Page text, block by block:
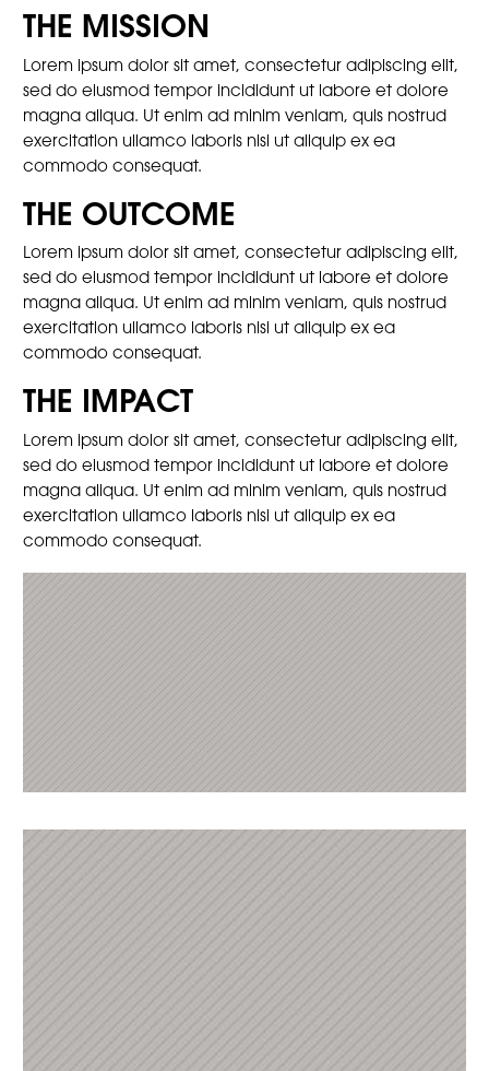
THE MISSION
Lorem ipsum dolor sit amet, consectetur adipiscing elit,
sed do eiusmod tempor incididunt ut labore et dolore
magna aliqua. Ut enim ad minim veniam, quis nostrud
exercitation ullamco laboris nisi ut aliquip ex ea
commodo consequat.
THE OUTCOME
Lorem ipsum dolor sit amet, consectetur adipiscing elit,
sed do eiusmod tempor incididunt ut labore et dolore
magna aliqua. Ut enim ad minim veniam, quis nostrud
exercitation ullamco laboris nisi ut aliquip ex ea
commodo consequat.
THE IMPACT
Lorem ipsum dolor sit amet, consectetur adipiscing elit,
sed do eiusmod tempor incididunt ut labore et dolore
magna aliqua. Ut enim ad minim veniam, quis nostrud
exercitation ullamco laboris nisi ut aliquip ex ea
commodo consequat.